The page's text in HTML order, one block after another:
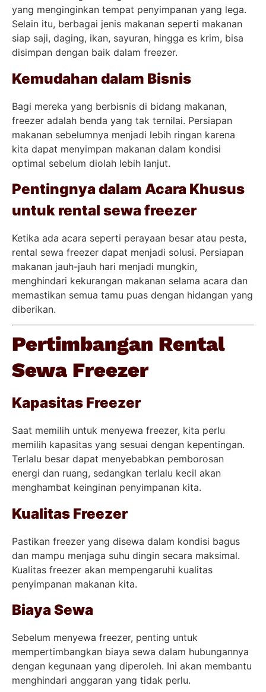
yang menginginkan tempat penyimpanan yang lega.
Selain itu, berbagai jenis makanan seperti makanan
siap saji, daging, ikan, sayuran, hingga es krim, bisa
disimpan dengan baik dalam freezer.
Kemudahan dalam Bisnis
Bagi mereka yang berbisnis di bidang makanan,
freezer adalah benda yang tak ternilai. Persiapan
makanan sebelumnya menjadi lebih ringan karena
kita dapat menyimpan makanan dalam kondisi
optimal sebelum diolah lebih lanjut.
Pentingnya dalam Acara Khusus
untuk rental sewa freezer
Ketika ada acara seperti perayaan besar atau pesta,
rental sewa freezer dapat menjadi solusi. Persiapan
makanan jauh-jauh hari menjadi mungkin,
menghindari kekurangan makanan selama acara dan
memastikan semua tamu puas dengan hidangan yang
diberikan.
Pertimbangan Rental
Sewa Freezer
Kapasitas Freezer
Saat memilih untuk menyewa freezer, kita perlu
memilih kapasitas yang sesuai dengan kepentingan.
Terlalu besar dapat menyebabkan pemborosan
energi dan ruang, sedangkan terlalu kecil akan
menghambat keinginan penyimpanan kita.
Kualitas Freezer
Pastikan freezer yang disewa dalam kondisi bagus
dan mampu menjaga suhu dingin secara maksimal.
Kualitas freezer akan mempengaruhi kualitas
penyimpanan makanan kita.
Biaya Sewa
Sebelum menyewa freezer, penting untuk
mempertimbangkan biaya sewa dalam hubungannya
dengan kegunaan yang diperoleh. Ini akan membantu
menghindari anggaran yang tidak perlu.